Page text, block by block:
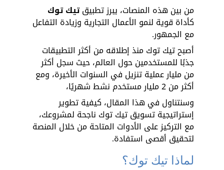
من بين هذه المنصات، يبرز تطبيق تيك توك
كأداة قوية لنمو الأعمال التجارية وزيادة التفاعل
مع الجمهور.
أصبح تيك توك منذ إطلاقه من أكثر التطبيقات
جذبًا للمستخدمين حول العالم، حيث سجل أكثر
من مليار عملية تنزيل في السنوات الأخيرة، ومع
أكثر من 2 مليار مستخدم نشط شهريًا،
وسنتناول في هذا المقال، كيفية تطوير
إستراتيجية تسويق تيك توك ناجحة لمشروعك،
مع التركيز على الأدوات المتاحة من خلال المنصة
لتحقيق أقصى استفادة.
لماذا تيك توك؟